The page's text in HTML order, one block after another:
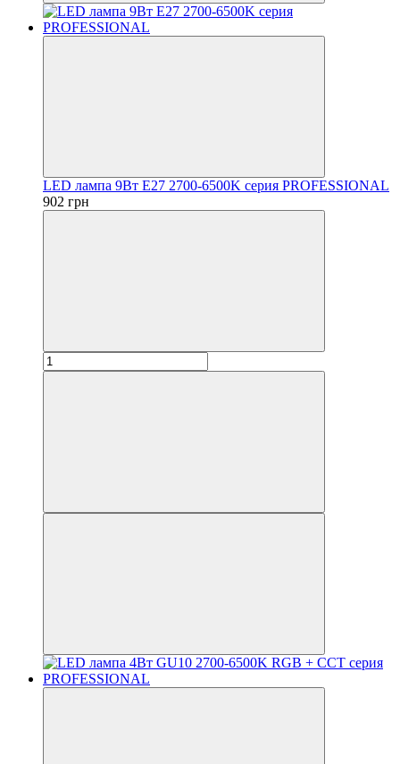
LED лампа 9Вт Е27 2700-6500K серия PROFESSIONAL
902 грн